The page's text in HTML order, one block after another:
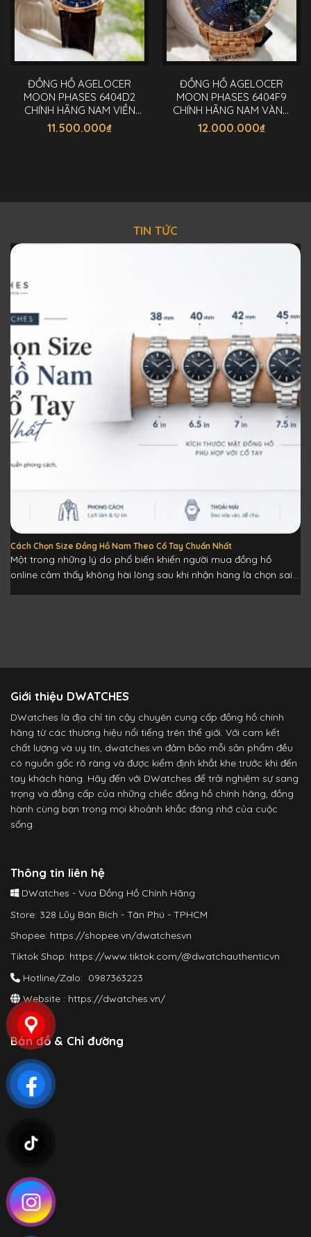
ĐỒNG HỒ AGELOCER
MOON PHASES 6404D2
CHÍNH HÃNG NAM VIỀN
VÀNG 40MM
11.500.000₫
ĐỒNG HỒ AGELOCER
MOON PHASES 6404F9
CHÍNH HÃNG NAM VÀNG
40MM
12.000.000₫
TIN TỨC
Cách Chọn Size Đồng Hồ Nam Theo Cổ Tay Chuẩn Nhất
Một trong những lý do phổ biến khiến người mua đồng hồ
online cảm thấy không hài lòng sau khi nhận hàng là chọn sai...
Giới thiệu DWATCHES
DWatches là địa chỉ tin cậy chuyên cung cấp đồng hồ chính
hãng từ các thương hiệu nổi tiếng trên thế giới. Với cam kết
chất lượng và uy tín, dwatches.vn đảm bảo mỗi sản phẩm đều
có nguồn gốc rõ ràng và được kiểm định khắt khe trước khi đến
tay khách hàng. Hãy đến với DWatches để trải nghiệm sự sang
trọng và đẳng cấp của những chiếc đồng hồ chính hãng, đồng
hành cùng bạn trong mọi khoảnh khắc đáng nhớ của cuộc
sống.
Thông tin liên hệ
DWatches - Vua Đồng Hồ Chính Hãng
Store: 328 Lũy Bán Bích - Tân Phú - TPHCM
Shopee: https://shopee.vn/dwatchesvn
Tiktok Shop: https://www.tiktok.com/@dwatchauthenticvn
Hotline/Zalo: 0987363223
Website : https://dwatches.vn/
Bản đồ & Chỉ đường